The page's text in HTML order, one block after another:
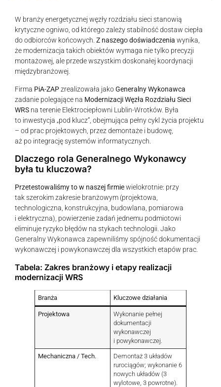
W branży energetycznej węzły rozdziału sieci stanowią
krytyczne ogniwo, od którego zależy stabilność dostaw ciepła
do odbiorców końcowych. Z naszego doświadczenia wynika,
że modernizacja takich obiektów wymaga nie tylko precyzji
montażowej, ale przede wszystkim doskonałej koordynacji
międzybranżowej.
Firma PiA-ZAPzrealizowała jakoGeneralny Wykonawca
zadanie polegające na Modernizacji Węzła Rozdziału Sieci
WRS na terenie Elektrociepłowni Lublin-Wrotków. Była
to inwestycja „pod klucz”, obejmująca pełny cykl życia projektu
– od prac projektowych, przez demontaże i budowę,
aż po integrację systemów informatycznych.
Dlaczego rola Generalnego Wykonawcy
była tu kluczowa?
Przetestowaliśmy to w naszej firmiewielokrotnie: przy
tak szerokim zakresie branżowym (projektowa,
technologiczna, konstrukcyjna, budowlana, pomiarowa
i elektryczna), powierzenie zadań jednemu podmiotowi
eliminuje ryzyko błędów na stykach technologii. Jako
Generalny Wykonawca zapewniliśmy spójność dokumentacji
wykonawczej i powykonawczej dla wszystkich etapów prac.
Tabela: Zakres branżowy i etapy realizacji
modernizacji WRS
Branża Kluczowe działania
Projektowa
Wykonanie pełnej
dokumentacji
wykonawczej
i powykonawczej.
Mechaniczna / Tech.
Demontaż 3 układów
rurociągów; wykonanie 6
nowych układów (3
wylotowe, 3 powrotne).